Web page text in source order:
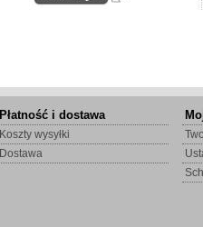
Płatność i dostawa
Koszty wysyłki
Dostawa